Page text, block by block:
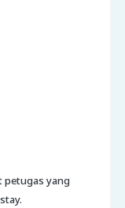
petugas yang